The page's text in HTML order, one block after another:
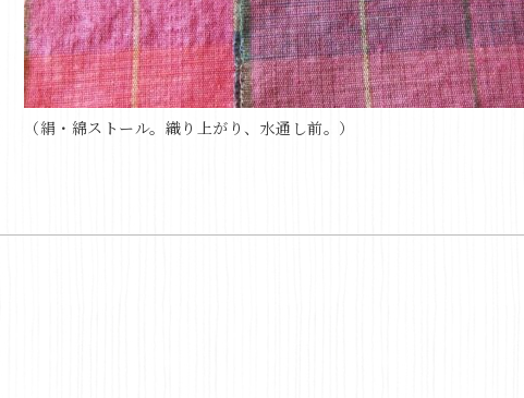
（絹・綿ストール。織り上がり、水通し前。）